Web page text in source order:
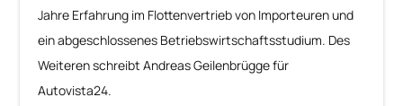
Jahre Erfahrung im Flottenvertrieb von Importeuren und
ein abgeschlossenes Betriebswirtschaftsstudium. Des
Weiteren schreibt Andreas Geilenbrügge für
Autovista24.